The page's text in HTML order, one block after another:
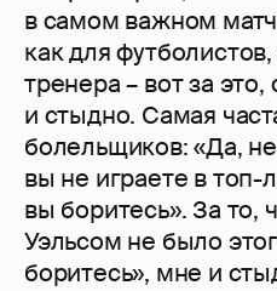
в самом важном
как для
тренера – вот за
и стыдно. Самая
болельщиков: «Да,
вы не играете в топ-
вы боритесь». За то,
Уэльсом не было
боритесь», мне и